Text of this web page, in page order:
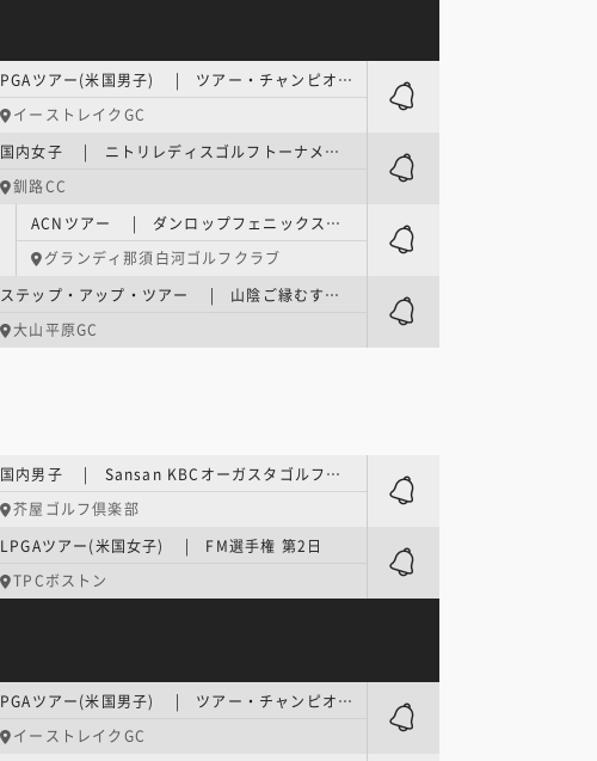
PGAツアー(米国男子) | ツアー・チャンピオンシップ 2日目
イーストレイクGC
国内女子 | ニトリレディスゴルフトーナメント 第2日
釧路CC
ACNツアー | ダンロップフェニックストーナメントチャレンジ in ふくしま 2日目
グランディ那須白河ゴルフクラブ
ステップ・アップ・ツアー | 山陰ご縁むす美レディース 2日目
大山平原GC
国内男子 | Sansan KBCオーガスタゴルフトーナメント 2日目
芥屋ゴルフ倶楽部
LPGAツアー(米国女子) | FM選手権 第2日
TPCボストン
PGAツアー(米国男子) | ツアー・チャンピオンシップ 3日目
イーストレイクGC